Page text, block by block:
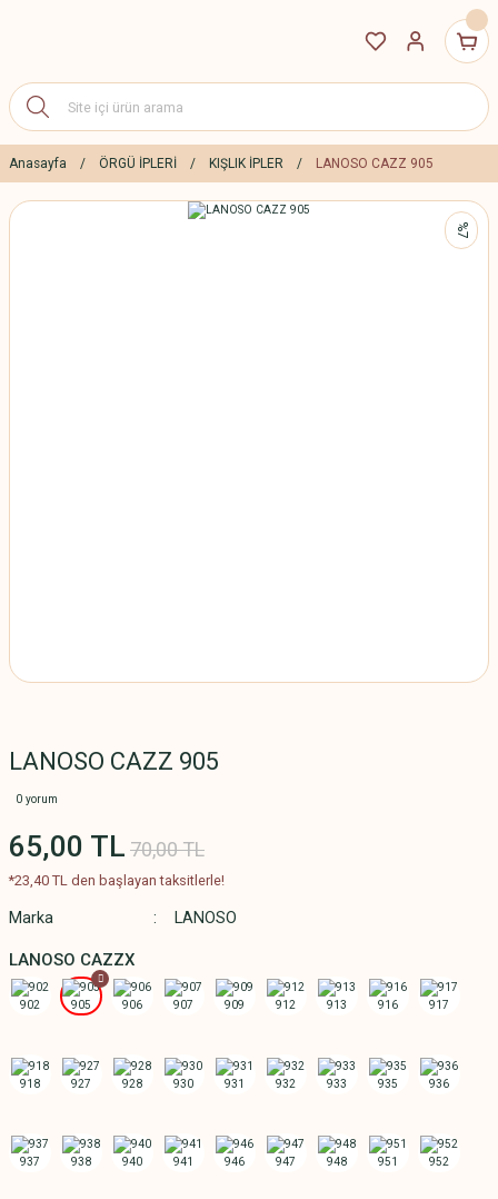
Anasayfa ÖRGÜ İPLERİ KIŞLIK İPLER LANOSO CAZZ 905
%7
LANOSO CAZZ 905
0 yorum
65,00 TL 70,00 TL
*23,40 TL den başlayan taksitlerle!
Marka LANOSO
LANOSO CAZZX